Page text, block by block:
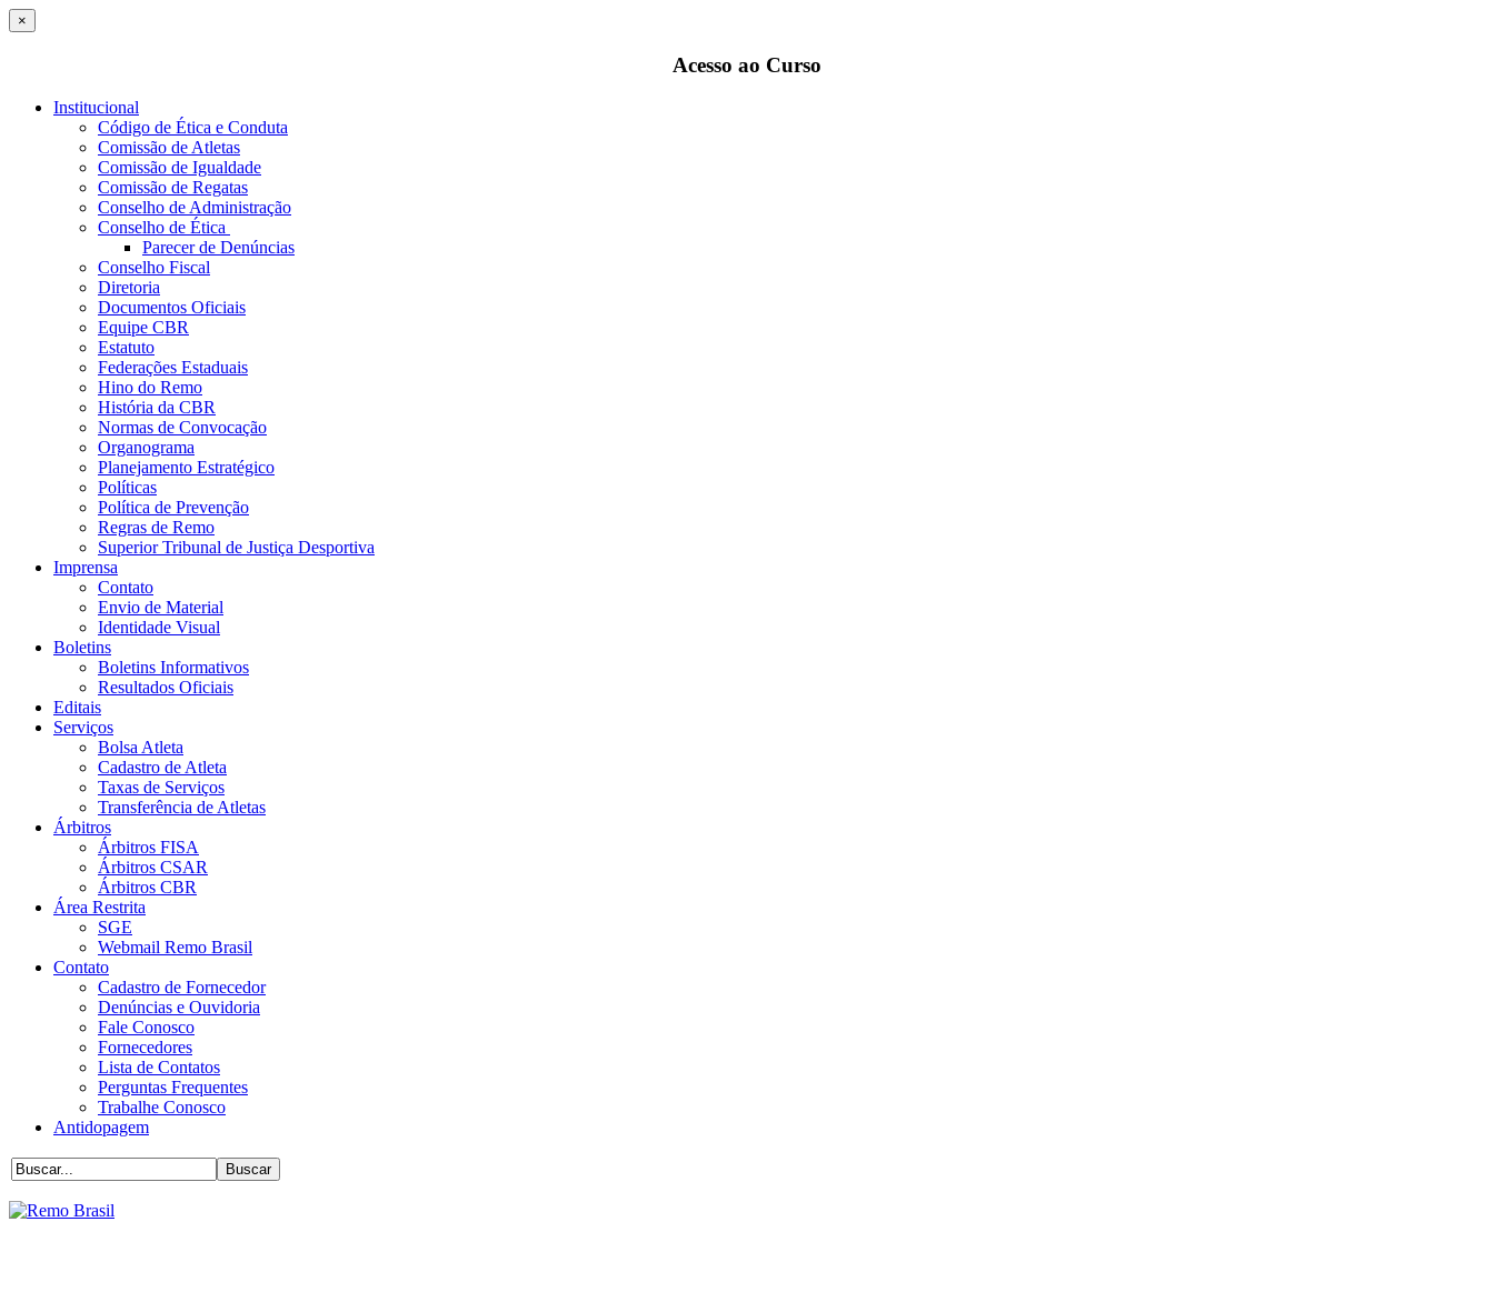
×
Acesso ao Curso
Institucional
Código de Ética e Conduta
Comissão de Atletas
Comissão de Igualdade
Comissão de Regatas
Conselho de Administração
Conselho de Ética
Parecer de Denúncias
Conselho Fiscal
Diretoria
Documentos Oficiais
Equipe CBR
Estatuto
Federações Estaduais
Hino do Remo
História da CBR
Normas de Convocação
Organograma
Planejamento Estratégico
Políticas
Política de Prevenção
Regras de Remo
Superior Tribunal de Justiça Desportiva
Imprensa
Contato
Envio de Material
Identidade Visual
Boletins
Boletins Informativos
Resultados Oficiais
Editais
Serviços
Bolsa Atleta
Cadastro de Atleta
Taxas de Serviços
Transferência de Atletas
Árbitros
Árbitros FISA
Árbitros CSAR
Árbitros CBR
Área Restrita
SGE
Webmail Remo Brasil
Contato
Cadastro de Fornecedor
Denúncias e Ouvidoria
Fale Conosco
Fornecedores
Lista de Contatos
Perguntas Frequentes
Trabalhe Conosco
Antidopagem